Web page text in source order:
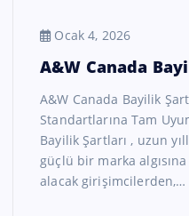
Ocak 4, 2026
A&W Canada
A&W Canada Bayilik
Standartlarına Tam
Bayilik Şartları , uzun
güçlü bir marka
alacak girişimcilerden,…